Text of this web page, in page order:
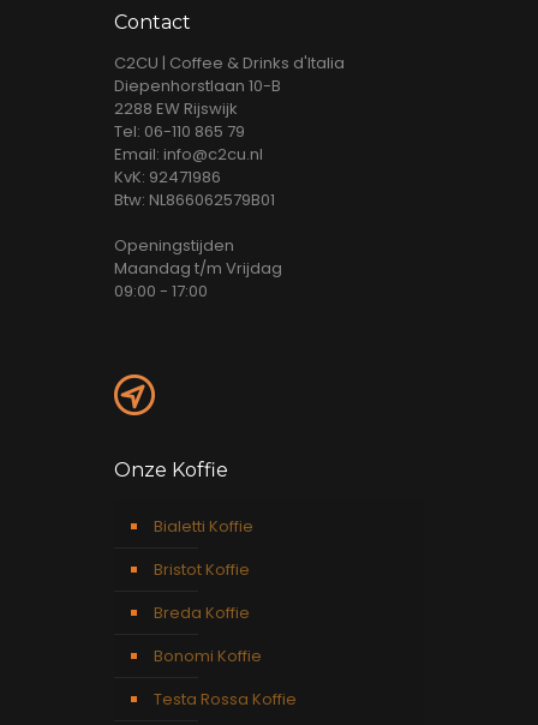
Contact
C2CU | Coffee & Drinks d'Italia
Diepenhorstlaan 10-B
2288 EW Rijswijk
Tel: 06-110 865 79
Email: info@c2cu.nl
KvK: 92471986
Btw: NL866062579B01
Openingstijden
Maandag t/m Vrijdag
09:00 - 17:00
Onze Koffie
Bialetti Koffie
Bristot Koffie
Breda Koffie
Bonomi Koffie
Testa Rossa Koffie